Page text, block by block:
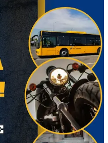
Brujeria Raza Odiada
Cassette 1996
$20.000
Región Metropolitana
Producto Usado